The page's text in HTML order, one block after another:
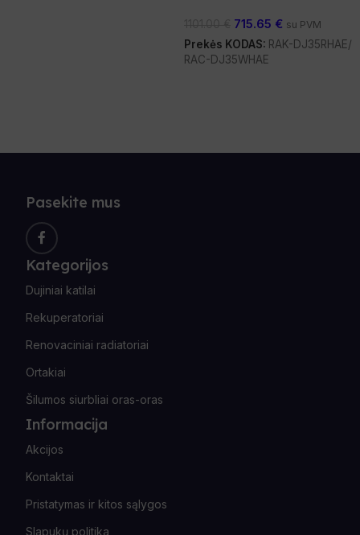
715.65 € su PVM
Prekės KODAS: RAK-DJ35RHAE/
RAC-DJ35WHAE
Pasekite mus
Kategorijos
Dujiniai katilai
Rekuperatoriai
Renovaciniai radiatoriai
Ortakiai
Šilumos siurbliai oras-oras
Informacija
Akcijos
Kontaktai
Pristatymas ir kitos sąlygos
Slapukų politika